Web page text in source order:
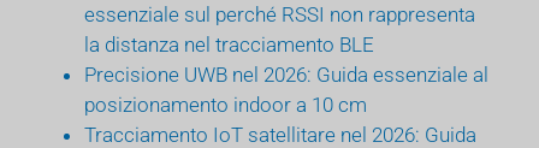
essenziale sul perché RSSI non rappresenta
la distanza nel tracciamento BLE
Precisione UWB nel 2026: Guida essenziale al
posizionamento indoor a 10 cm
Tracciamento IoT satellitare nel 2026: Guida